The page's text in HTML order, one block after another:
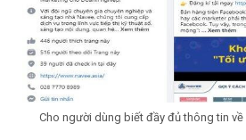
Cho người dùng biết đầy đủ thông tin